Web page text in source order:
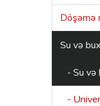
Döşəmə
Su və
- Su və
-